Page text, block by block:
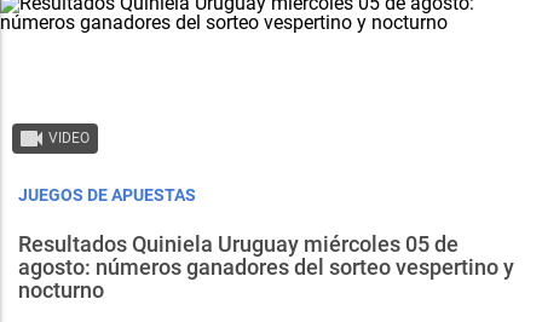
VIDEO
JUEGOS DE APUESTAS
Resultados Quiniela Uruguay miércoles 05 de
agosto: números ganadores del sorteo vespertino y
nocturno